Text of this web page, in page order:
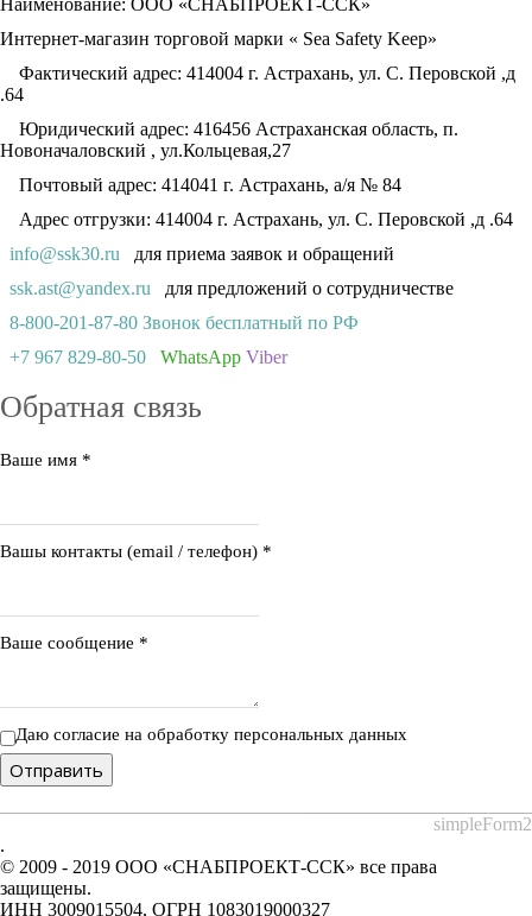
Наименование: ООО «СНАБПРОЕКТ-ССК»
Интернет-магазин торговой марки « Sea Safety Keep»
Фактический адрес: 414004 г. Астрахань, ул. С. Перовской ,д
.64
Юридический адрес: 416456 Астраханская область, п.
Новоначаловский , ул.Кольцевая,27
Почтовый адрес: 414041 г. Астрахань, а/я № 84
Адрес отгрузки: 414004 г. Астрахань, ул. С. Перовской ,д .64
info@ssk30.ru для приема заявок и обращений
ssk.ast@yandex.ru для предложений о сотрудничестве
8-800-201-87-80 Звонок бесплатный по РФ
+7 967 829-80-50
WhatsApp Viber
Обратная связь
Ваше имя *
Вашы контакты (email / телефон) *
Ваше сообщение *
Даю согласие на обработку персональных данных
Отправить
simpleForm2
.
© 2009 - 2019 ООО «СНАБПРОЕКТ-ССК» все права
защищены.
ИНН 3009015504, ОГРН 1083019000327